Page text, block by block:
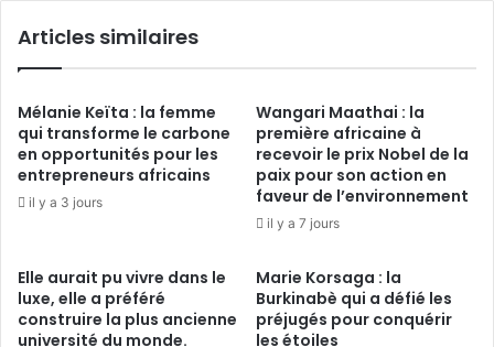
Articles similaires
Mélanie Keïta : la femme
qui transforme le carbone
en opportunités pour les
entrepreneurs africains
il y a 3 jours
Wangari Maathai : la
première africaine à
recevoir le prix Nobel de la
paix pour son action en
faveur de l’environnement
il y a 7 jours
Elle aurait pu vivre dans le
luxe, elle a préféré
construire la plus ancienne
université du monde.
Marie Korsaga : la
Burkinabè qui a défié les
préjugés pour conquérir
les étoiles